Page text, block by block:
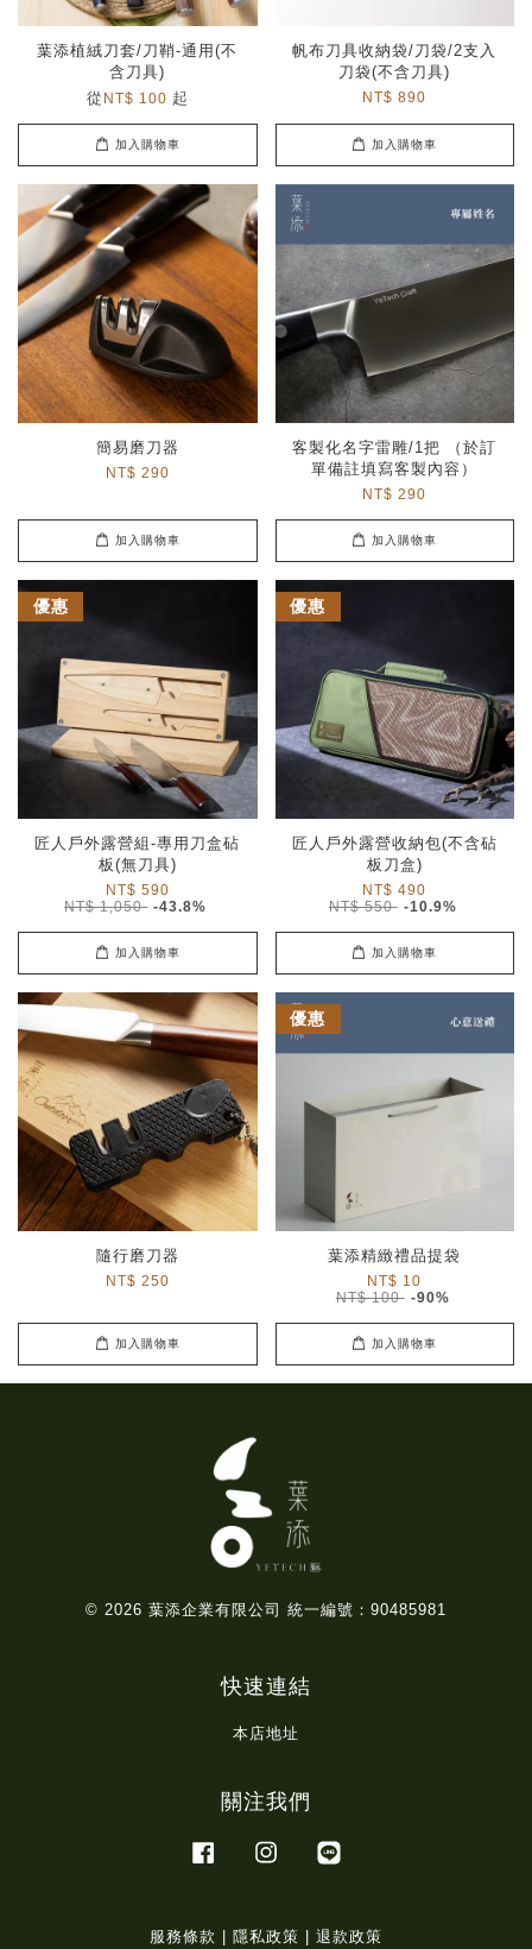
葉添植絨刀套/刀鞘-通用(不
含刀具)
從 NT$ 100 起
加入購物車
帆布刀具收納袋/刀袋/2支入
刀袋(不含刀具)
NT$ 890
加入購物車
簡易磨刀器
NT$ 290
加入購物車
客製化名字雷雕/1把 （於訂
單備註填寫客製內容）
NT$ 290
加入購物車
優惠
匠人戶外露營組-專用刀盒砧
板(無刀具)
NT$ 590
NT$ 1,050 -43.8%
加入購物車
優惠
匠人戶外露營收納包(不含砧
板刀盒)
NT$ 490
NT$ 550 -10.9%
加入購物車
隨行磨刀器
NT$ 250
加入購物車
優惠
葉添精緻禮品提袋
NT$ 10
NT$ 100 -90%
加入購物車
© 2026 葉添企業有限公司 統一編號：90485981
快速連結
本店地址
關注我們
Facebook Instagram
服務條款 隱私政策 退款政策